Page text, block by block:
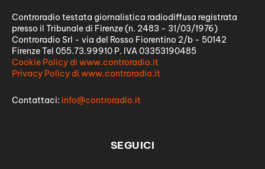
Controradio testata giornalistica radiodiffusa registrata
presso il Tribunale di Firenze (n. 2483 - 31/03/1976)
Controradio Srl - via del Rosso Fiorentino 2/b - 50142
Firenze Tel 055.73.99910 P. IVA 03353190485
Cookie Policy di www.controradio.it
Privacy Policy di www.controradio.it
Contattaci: info@controradio.it
SEGUICI